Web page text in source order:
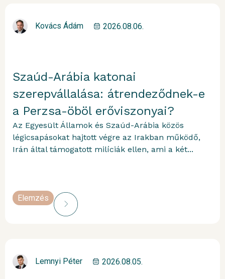
Kovács Ádám 2026.08.06.
Szaúd-Arábia katonai
szerepvállalása: átrendeződnek-e
a Perzsa-öböl erőviszonyai?
Az Egyesült Államok és Szaúd-Arábia közös
légicsapásokat hajtott végre az Irakban működő,
Irán által támogatott milíciák ellen, ami a két...
Elemzés
Lemnyi Péter 2026.08.05.